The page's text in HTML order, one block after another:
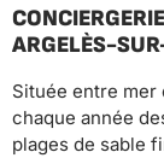
ARGELÈS-
Située entre
chaque année
plages de sable